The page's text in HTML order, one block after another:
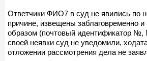
Ответчики ФИО7 в суд не явились по
причине, извещены заблаговременно
образом (почтовый идентификатор №,
своей неявки суд не уведомили,
отложении рассмотрения дела не